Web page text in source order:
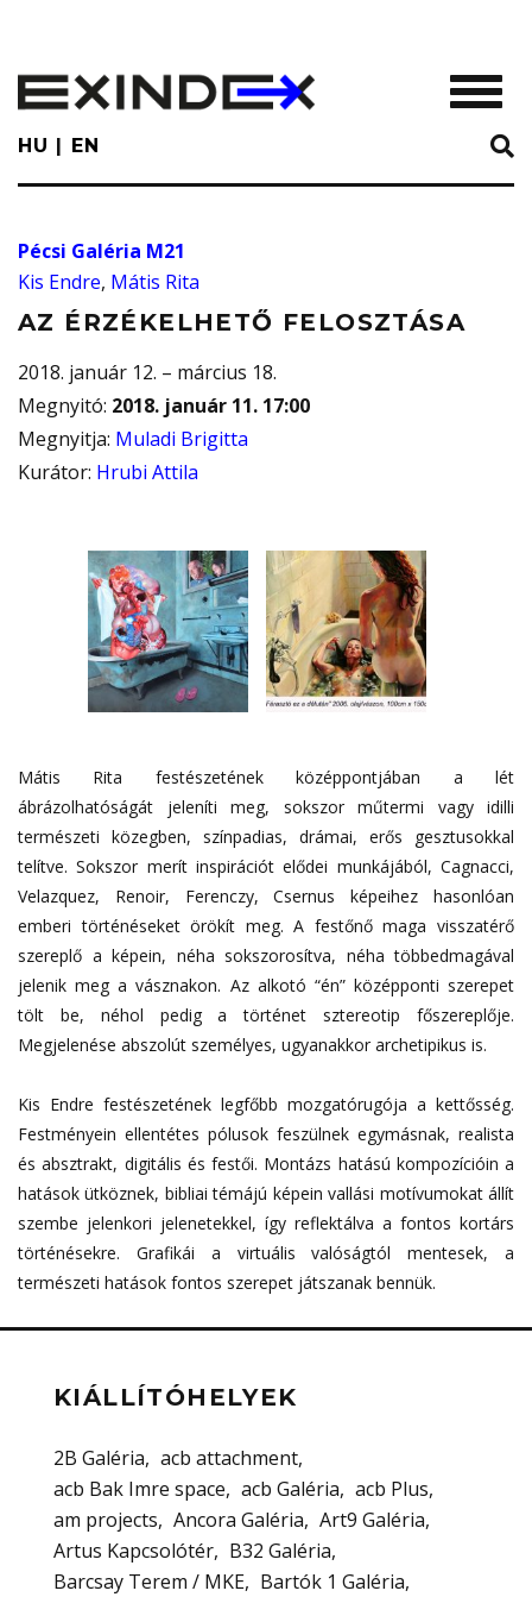
main
content
HU EN
Pécsi Galéria M21
Kis Endre, Mátis Rita
AZ ÉRZÉKELHETŐ FELOSZTÁSA
2018. január 12. – március 18.
Megnyitó: 2018. január 11. 17:00
Megnyitja: Muladi Brigitta
Kurátor: Hrubi Attila
Mátis Rita festészetének középpontjában a lét
ábrázolhatóságát jeleníti meg, sokszor műtermi vagy idilli
természeti közegben, színpadias, drámai, erős gesztusokkal
telítve. Sokszor merít inspirációt elődei munkájából, Cagnacci,
Velazquez, Renoir, Ferenczy, Csernus képeihez hasonlóan
emberi történéseket örökít meg. A festőnő maga visszatérő
szereplő a képein, néha sokszorosítva, néha többedmagával
jelenik meg a vásznakon. Az alkotó “én” középponti szerepet
tölt be, néhol pedig a történet sztereotip főszereplője.
Megjelenése abszolút személyes, ugyanakkor archetipikus is.
Kis Endre festészetének legfőbb mozgatórugója a kettősség.
Festményein ellentétes pólusok feszülnek egymásnak, realista
és absztrakt, digitális és festői. Montázs hatású kompozícióin a
hatások ütköznek, bibliai témájú képein vallási motívumokat állít
szembe jelenkori jelenetekkel, így reflektálva a fontos kortárs
történésekre. Grafikái a virtuális valóságtól mentesek, a
természeti hatások fontos szerepet játszanak bennük.
KIÁLLÍTÓHELYEK
2B Galéria
acb attachment
acb Bak Imre space
acb Galéria
acb Plus
am projects
Ancora Galéria
Art9 Galéria
Artus Kapcsolótér
B32 Galéria
Barcsay Terem / MKE
Bartók 1 Galéria